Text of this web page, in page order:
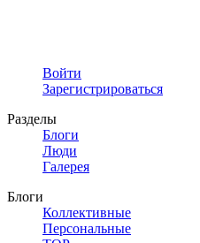
Войти
Зарегистрироваться
Разделы
Блоги
Люди
Галерея
Блоги
Коллективные
Персональные